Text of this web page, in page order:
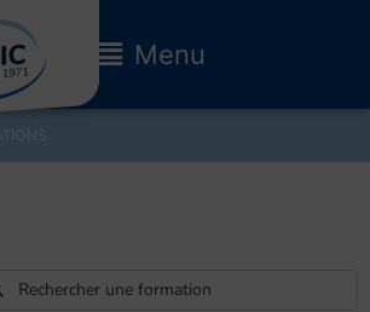
Main
Menu
Menu
Rechercher une formation